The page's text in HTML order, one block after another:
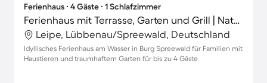
Ferienhaus ∙ 4 Gäste ∙ 1 Schlafzimmer
Ferienhaus mit Terrasse, Garten und Grill | Naturblick
Leipe, Lübbenau/Spreewald, Deutschland
Idyllisches Ferienhaus am Wasser in Burg Spreewald für Familien mit
Haustieren und traumhaftem Garten für bis zu 4 Gäste